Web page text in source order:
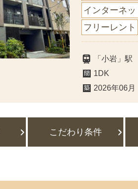
インターネ
フリーレント
「小岩」
1DK
2026年06月
こだわり条件